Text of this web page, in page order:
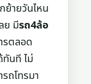
ย้ายวันไหน
ย มีรถ4ล้อ
รตลอด
ทันที ไม่
ถโทรมา